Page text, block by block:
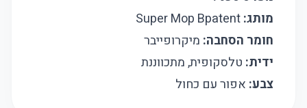
מותג:
חומר הסחבה: מיקרופייבר
ידית: טלסקופית, מתכווננת
צבע: אפור עם כחול